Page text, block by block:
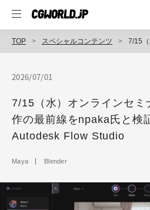
TOP スペシャルコンテンツ 7/15（水）オンラ
2026/07/01
7/15（水）オンラインセミ
作の最前線をnpaka氏と検
Autodesk Flow Studio
Maya Blender